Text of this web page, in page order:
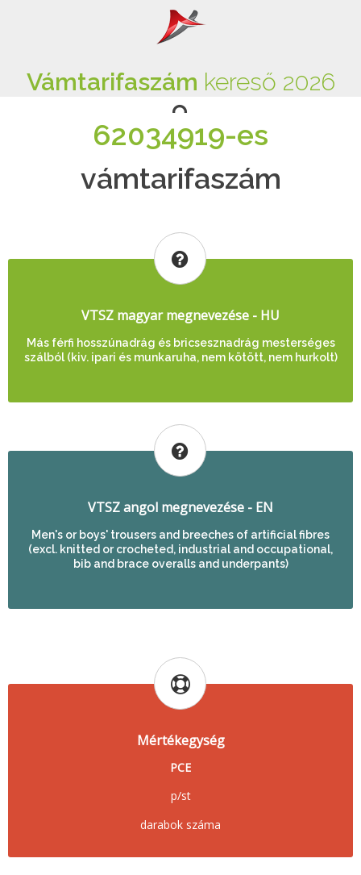
Vámtarifaszám kereső 2026
62034919-es
vámtarifaszám
VTSZ magyar megnevezése - HU
Más férfi hosszúnadrág és bricsesznadrág mesterséges
szálból (kiv. ipari és munkaruha, nem kötött, nem hurkolt)
VTSZ angol megnevezése - EN
Men's or boys' trousers and breeches of artificial fibres
(excl. knitted or crocheted, industrial and occupational,
bib and brace overalls and underpants)
Mértékegység
PCE
p/st
darabok száma